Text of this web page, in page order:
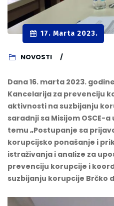
17. Marta 2023.
NOVOSTI
Dana 16. marta 2023.
Kancelarija za prevenciju
aktivnosti na suzbijanju
saradnji sa Misijom OSCE-
temu „Postupanje sa
korupcijsko ponašanje i
istraživanja i analize za
prevenciju korupcije i
suzbijanju korupcije Brčko